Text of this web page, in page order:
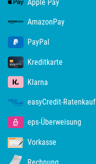
AmazonPay
PayPal
Kreditkarte
Klarna
easyCredit-Ratenkauf
eps-Überweisung
Vorkasse
Rechnung
Potsdam-Mittelmark
Regensburg
Rendsburg Eckernförde
Rostock